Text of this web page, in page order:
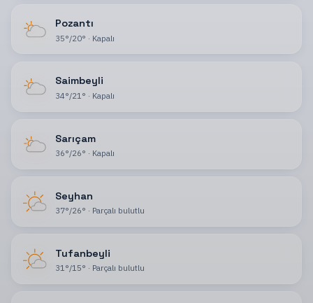
Pozantı
35°/20° · Kapalı
Saimbeyli
34°/21 ° · Kapalı
Sarıçam
36°/26° · Kapalı
Seyhan
37°/26° · Parçalı bulutlu
Tufanbeyli
31°/15° · Parçalı bulutlu